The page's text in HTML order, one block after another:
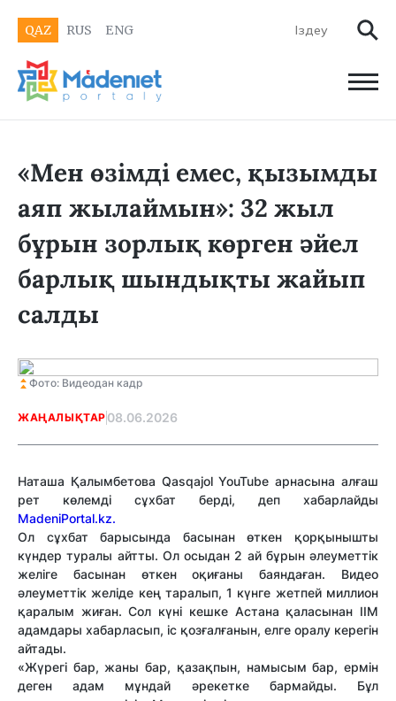
QAZ RUS ENG
«Мен өзімді емес, қызымды
аяп жылаймын»: 32 жыл
бұрын зорлық көрген әйел
барлық шындықты жайып
салды
Фото: Видеодан кадр
ЖАҢАЛЫҚТАР 08.06.2026
Наташа Қалымбетова Qasqajol YouTube арнасына алғаш
рет көлемді сұхбат берді, деп хабарлайды
MadeniPortal.kz.
Ол сұхбат барысында басынан өткен қорқынышты
күндер туралы айтты. Ол осыдан 2 ай бұрын әлеуметтік
желіге басынан өткен оқиғаны баяндаған. Видео
әлеуметтік желіде кең таралып, 1 күнге жетпей миллион
қаралым жиған. Сол күні кешке Астана қаласынан ІІМ
адамдары хабарласып, іс қозғалғанын, елге оралу керегін
айтады.
«Жүрегі бар, жаны бар, қазақпын, намысым бар, ермін
деген адам мұндай әрекетке бармайды. Бұл